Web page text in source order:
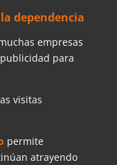
dependencia
empresas
para
visitas
permite
atrayendo